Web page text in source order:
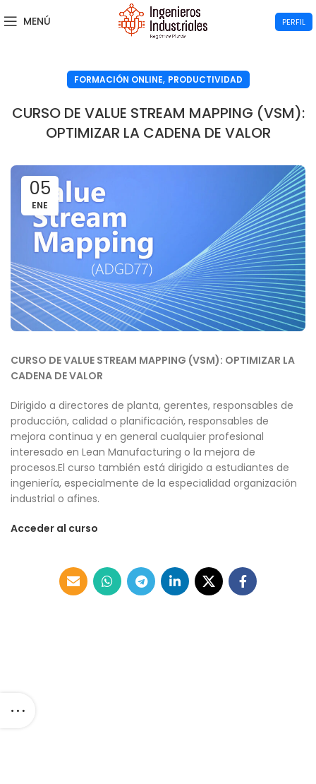
MENÚ PERFIL
FORMACIÓN ONLINE, PRODUCTIVIDAD
CURSO DE VALUE STREAM MAPPING (VSM):
OPTIMIZAR LA CADENA DE VALOR
05
ENE
CURSO DE VALUE STREAM MAPPING (VSM): OPTIMIZAR LA
CADENA DE VALOR
Dirigido a directores de planta, gerentes, responsables de
producción, calidad o planificación, responsables de
mejora continua y en general cualquier profesional
interesado en Lean Manufacturing o la mejora de
procesos.El curso también está dirigido a estudiantes de
ingeniería, especialmente de la especialidad organización
industrial o afines.
Acceder al curso